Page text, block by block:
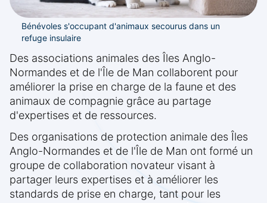
Bénévoles s'occupant d'animaux secourus dans un
refuge insulaire
Des associations animales des Îles Anglo-
Normandes et de l'Île de Man collaborent pour
améliorer la prise en charge de la faune et des
animaux de compagnie grâce au partage
d'expertises et de ressources.
Des organisations de protection animale des Îles
Anglo-Normandes et de l'Île de Man ont formé un
groupe de collaboration novateur visant à
partager leurs expertises et à améliorer les
standards de prise en charge, tant pour les